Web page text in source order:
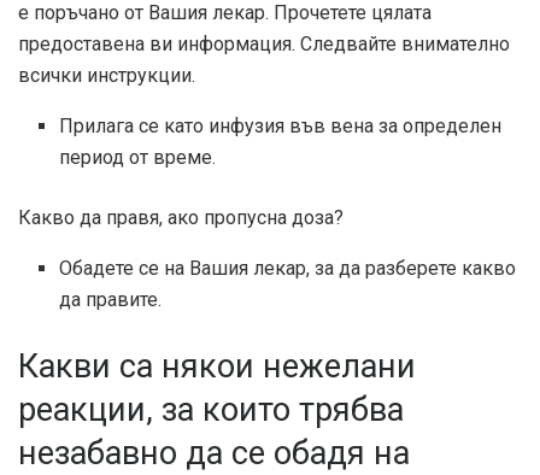
е поръчано от Вашия лекар. Прочетете цялата
предоставена ви информация. Следвайте внимателно
всички инструкции.
Прилага се като инфузия във вена за определен
период от време.
Какво да правя, ако пропусна доза?
Обадете се на Вашия лекар, за да разберете какво
да правите.
Какви са някои нежелани
реакции, за които трябва
незабавно да се обадя на